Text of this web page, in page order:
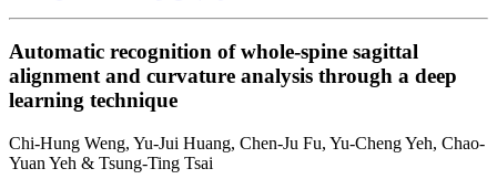
Automatic recognition of whole-spine sagittal
alignment and curvature analysis through a deep
learning technique
Chi-Hung Weng, Yu-Jui Huang, Chen-Ju Fu, Yu-Cheng Yeh, Chao-
Yuan Yeh & Tsung-Ting Tsai